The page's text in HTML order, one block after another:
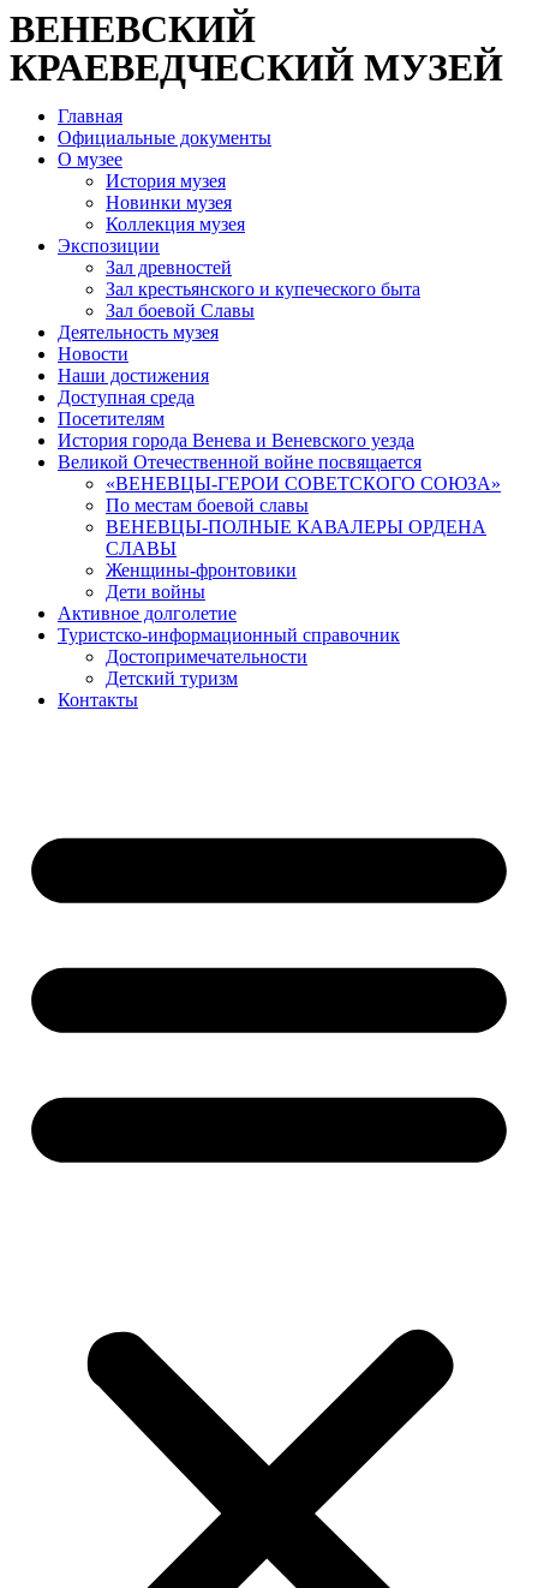
ВЕНЕВСКИЙ
КРАЕВЕДЧЕСКИЙ МУЗЕЙ
Главная
Официальные документы
О музее
История музея
Новинки музея
Коллекция музея
Экспозиции
Зал древностей
Зал крестьянского и купеческого быта
Зал боевой Славы
Деятельность музея
Новости
Наши достижения
Доступная среда
Посетителям
История города Венева и Веневского уезда
Великой Отечественной войне посвящается
«ВЕНЕВЦЫ-ГЕРОИ СОВЕТСКОГО СОЮЗА»
По местам боевой славы
ВЕНЕВЦЫ-ПОЛНЫЕ КАВАЛЕРЫ ОРДЕНА
СЛАВЫ
Женщины-фронтовики
Дети войны
Активное долголетие
Туристско-информационный справочник
Достопримечательности
Детский туризм
Контакты